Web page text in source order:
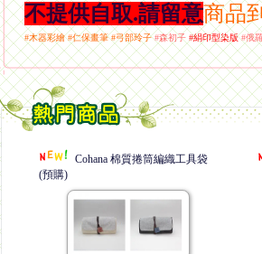
不提供自取.請留意商品
#木器彩繪 #仁保畫筆 #弓部玲子 #森初子#絹印型染版#俄
Cohana 棉質捲筒編織工具袋
(預購)